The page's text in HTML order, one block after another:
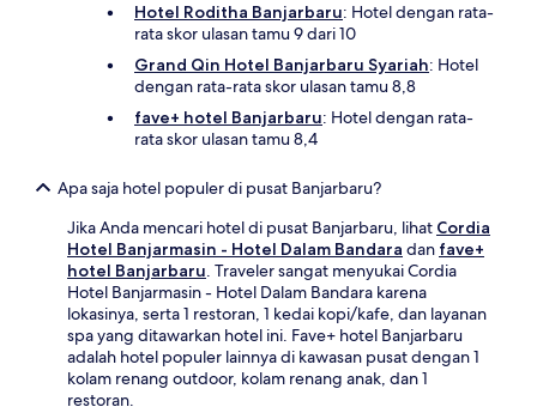
Hotel Roditha Banjarbaru: Hotel dengan rata-
rata skor ulasan tamu 9 dari 10
Grand Qin Hotel Banjarbaru Syariah: Hotel
dengan rata-rata skor ulasan tamu 8,8
fave+ hotel Banjarbaru: Hotel dengan rata-
rata skor ulasan tamu 8,4
Apa saja hotel populer di pusat Banjarbaru?
Jika Anda mencari hotel di pusat Banjarbaru, lihat Cordia
Hotel Banjarmasin - Hotel Dalam Bandara dan fave+
hotel Banjarbaru. Traveler sangat menyukai Cordia
Hotel Banjarmasin - Hotel Dalam Bandara karena
lokasinya, serta 1 restoran, 1 kedai kopi/kafe, dan layanan
spa yang ditawarkan hotel ini. Fave+ hotel Banjarbaru
adalah hotel populer lainnya di kawasan pusat dengan 1
kolam renang outdoor, kolam renang anak, dan 1
restoran.